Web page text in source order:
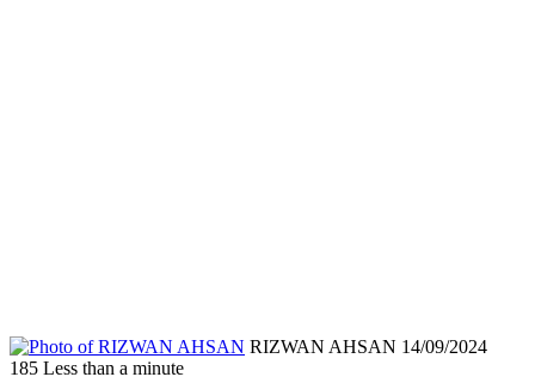
RIZWAN AHSAN Send
14/09/2024
185 Less than a minute